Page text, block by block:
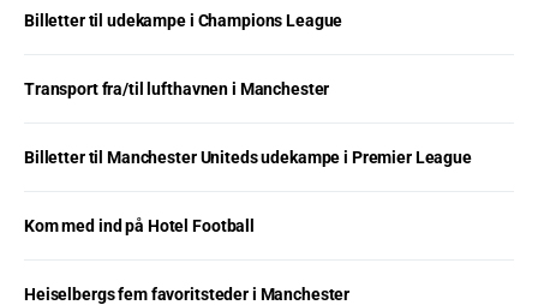
Billetter til udekampe i Champions League
Transport fra/til lufthavnen i Manchester
Billetter til Manchester Uniteds udekampe i Premier League
Kom med ind på Hotel Football
Heiselbergs fem favoritsteder i Manchester